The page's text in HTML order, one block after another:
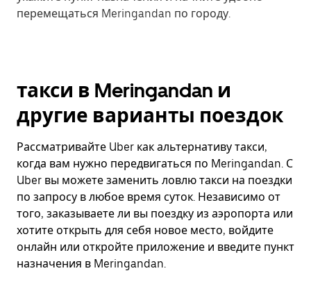
перемещаться Meringandan по городу.
такси в Meringandan и
другие варианты поездок
Рассматривайте Uber как альтернативу такси,
когда вам нужно передвигаться по Meringandan. С
Uber вы можете заменить ловлю такси на поездки
по запросу в любое время суток. Независимо от
того, заказываете ли вы поездку из аэропорта или
хотите открыть для себя новое место, войдите
онлайн или откройте приложение и введите пункт
назначения в Meringandan.